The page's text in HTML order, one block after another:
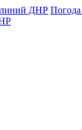
линий ДНР